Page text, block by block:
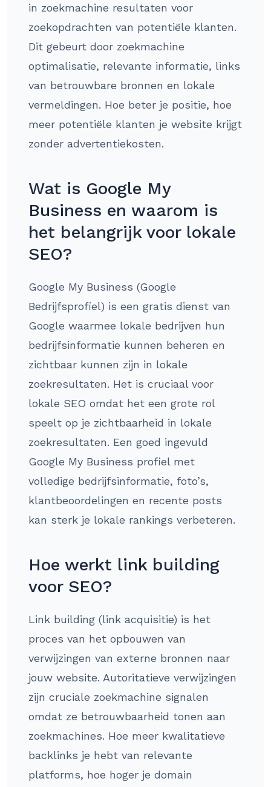
in zoekmachine resultaten voor
zoekopdrachten van potentiële klanten.
Dit gebeurt door zoekmachine
optimalisatie, relevante informatie, links
van betrouwbare bronnen en lokale
vermeldingen. Hoe beter je positie, hoe
meer potentiële klanten je website krijgt
zonder advertentiekosten.
Wat is Google My
Business en waarom is
het belangrijk voor lokale
SEO?
Google My Business (Google
Bedrijfsprofiel) is een gratis dienst van
Google waarmee lokale bedrijven hun
bedrijfsinformatie kunnen beheren en
zichtbaar kunnen zijn in lokale
zoekresultaten. Het is cruciaal voor
lokale SEO omdat het een grote rol
speelt op je zichtbaarheid in lokale
zoekresultaten. Een goed ingevuld
Google My Business profiel met
volledige bedrijfsinformatie, foto’s,
klantbeoordelingen en recente posts
kan sterk je lokale rankings verbeteren.
Hoe werkt link building
voor SEO?
Link building (link acquisitie) is het
proces van het opbouwen van
verwijzingen van externe bronnen naar
jouw website. Autoritatieve verwijzingen
zijn cruciale zoekmachine signalen
omdat ze betrouwbaarheid tonen aan
zoekmachines. Hoe meer kwalitatieve
backlinks je hebt van relevante
platforms, hoe hoger je domain